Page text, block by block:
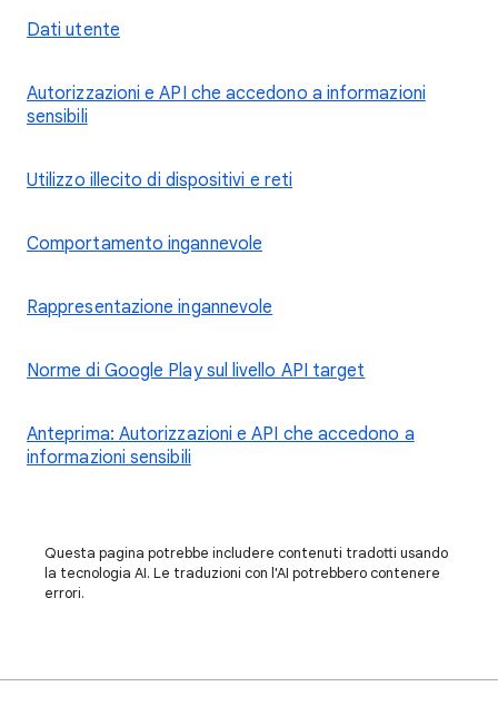
Dati utente
Autorizzazioni e API che accedono a informazioni
sensibili
Utilizzo illecito di dispositivi e reti
Comportamento ingannevole
Rappresentazione ingannevole
Norme di Google Play sul livello API target
Anteprima: Autorizzazioni e API che accedono a
informazioni sensibili
Questa pagina potrebbe includere contenuti tradotti usando
la tecnologia AI. Le traduzioni con l'AI potrebbero contenere
errori.